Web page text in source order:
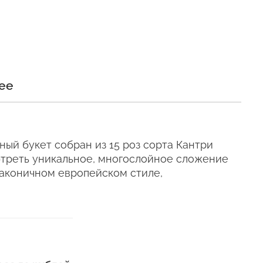
букет собран из 15 роз сорта Кантри
уникальное, многослойное сложение
европейском стиле,
свежесть как
сумках).